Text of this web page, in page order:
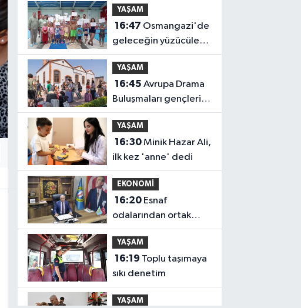
YAŞAM
16:47
geleceğin yüzücüleri
sertifikalarını aldı
YAŞAM
16:45 Avrupa Drama
Buluşmaları gençleri
İzmir'de
YAŞAM
16:30Minik Hazar Ali,
ilk kez 'anne' dedi
EKONOMİ
16:20
odalarından ortak
açıklama
YAŞAM
16:19
sıkı denetim
YAŞAM